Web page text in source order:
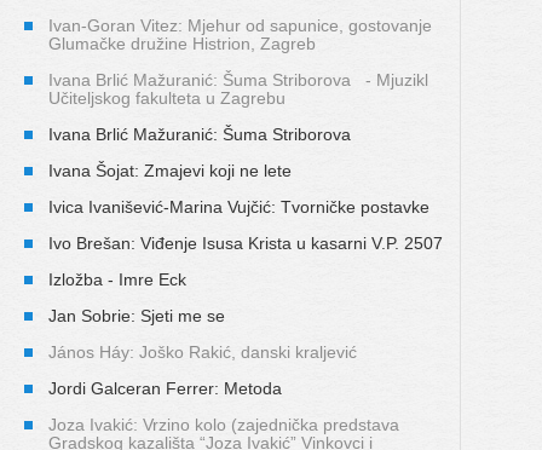
Ivan-Goran Vitez: Mjehur od sapunice, gostovanje
Glumačke družine Histrion, Zagreb
Ivana Brlić Mažuranić: Šuma Striborova - Mjuzikl
Učiteljskog fakulteta u Zagrebu
Ivana Brlić Mažuranić: Šuma Striborova
Ivana Šojat: Zmajevi koji ne lete
Ivica Ivanišević-Marina Vujčić: Tvorničke postavke
Ivo Brešan: Viđenje Isusa Krista u kasarni V.P. 2507
Izložba - Imre Eck
Jan Sobrie: Sjeti me se
János Háy: Joško Rakić, danski kraljević
Jordi Galceran Ferrer: Metoda
Joza Ivakić: Vrzino kolo (zajednička predstava
Gradskog kazališta “Joza Ivakić” Vinkovci i